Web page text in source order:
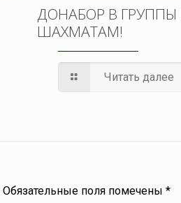
ДОНАБОР В
ШАХМАТАМ!
Читать далее
Обязательные поля помечены*